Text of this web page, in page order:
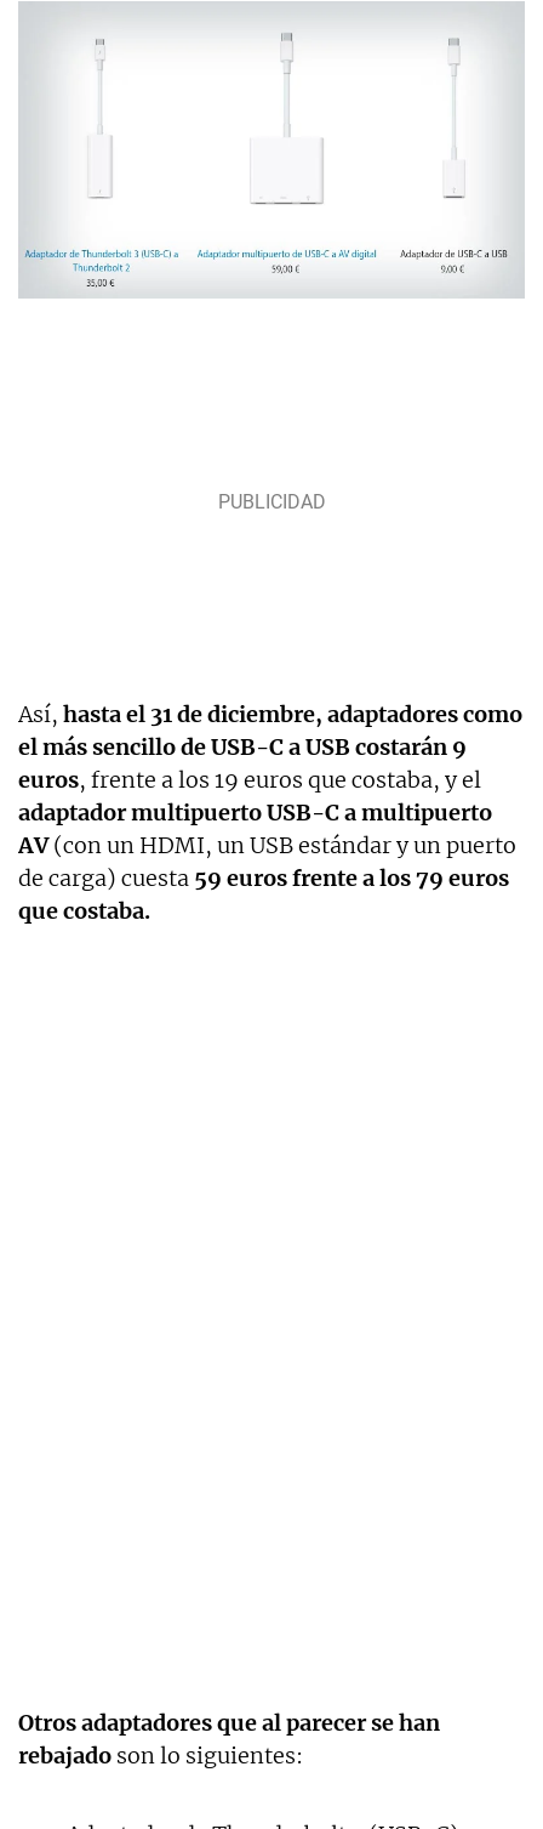
Así, hasta el 31 de diciembre, adaptadores como
el más sencillo de USB-C a USB costarán 9
euros, frente a los 19 euros que costaba, y el
adaptador multipuerto USB-C a multipuerto
AV(con un HDMI, un USB estándar y un puerto
de carga) cuesta 59 euros frente a los 79 euros
que costaba.
Otros adaptadores que al parecer se han
rebajado son lo siguientes: